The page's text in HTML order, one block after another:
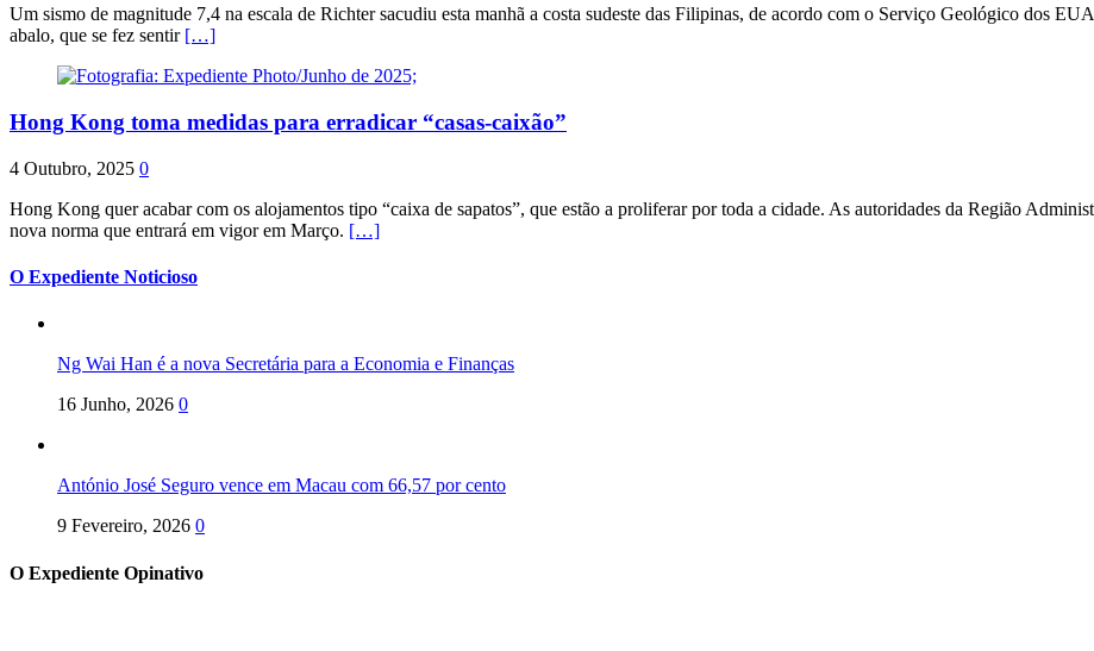
Um sismo de magnitude 7,4 na escala de Richter sacudiu esta manhã a costa sudeste das Filipinas, de acordo com o Serviço Geológico dos
abalo, que se fez sentir […]
Hong Kong toma medidas para erradicar “casas-caixão”
4 Outubro, 2025 0
Hong Kong quer acabar com os alojamentos tipo “caixa de sapatos”, que estão a proliferar por toda a cidade. As autoridades da Região
nova norma que entrará em vigor em Março. […]
O Expediente Noticioso
Ng Wai Han é a nova Secretária para a Economia e Finanças
16 Junho, 2026 0
António José Seguro vence em Macau com 66,57 por cento
9 Fevereiro, 2026 0
O Expediente Opinativo